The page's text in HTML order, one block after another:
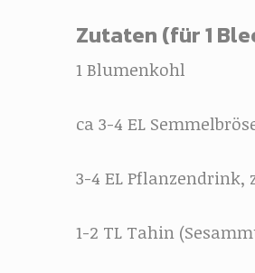
Zutaten (für 1
1 Blumenkohl
ca 3-4 EL
3-4 EL Pflanzendrink,
1-2 TL Tahin